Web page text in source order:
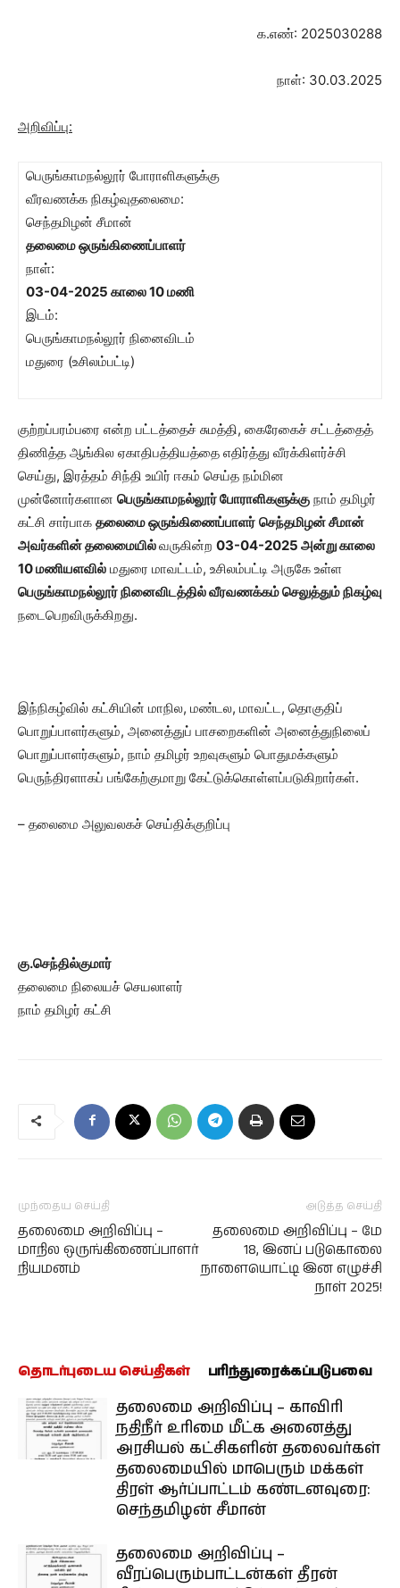
க.எண்: 2025030288
நாள்: 30.03.2025
அறிவிப்பு:
பெருங்காமநல்லூர் போராளிகளுக்கு
வீரவணக்க நிகழ்வுதலைமை:
செந்தமிழன் சீமான்
தலைமை ஒருங்கிணைப்பாளர்
நாள்:
03-04-2025 காலை 10 மணி
இடம்:
பெருங்காமநல்லூர் நினைவிடம்
மதுரை (உசிலம்பட்டி)
குற்றப்பரம்பரை என்ற பட்டத்தைச் சுமத்தி, கைரேகைச் சட்டத்தைத்
திணித்த ஆங்கில ஏகாதிபத்தியத்தை எதிர்த்து வீரக்கிளர்ச்சி
செய்து, இரத்தம் சிந்தி உயிர் ஈகம் செய்த நம்மின
முன்னோர்களான பெருங்காமநல்லூர் போராளிகளுக்கு நாம் தமிழர்
கட்சி சார்பாக தலைமை ஒருங்கிணைப்பாளர் செந்தமிழன் சீமான்
அவர்களின் தலைமையில்வருகின்ற 03-04-2025 அன்று காலை
10 மணியளவில் மதுரை மாவட்டம், உசிலம்பட்டி அருகே உள்ள
பெருங்காமநல்லூர் நினைவிடத்தில் வீரவணக்கம் செலுத்தும் நிகழ்வு
நடைபெறவிருக்கிறது.
இந்நிகழ்வில் கட்சியின் மாநில, மண்டல, மாவட்ட, தொகுதிப்
பொறுப்பாளர்களும், அனைத்துப் பாசறைகளின் அனைத்துநிலைப்
பொறுப்பாளர்களும், நாம் தமிழர் உறவுகளும் பொதுமக்களும்
பெருந்திரளாகப் பங்கேற்குமாறு கேட்டுக்கொள்ளப்படுகிறார்கள்.
– தலைமை அலுவலகச் செய்திக்குறிப்பு
கு.செந்தில்குமார்
தலைமை நிலையச் செயலாளர்
நாம் தமிழர் கட்சி
முந்தைய செய்தி
தலைமை அறிவிப்பு –
மாநில ஒருங்கிணைப்பாளர்
நியமனம்
அடுத்த செய்தி
தலைமை அறிவிப்பு – மே
18, இனப் படுகொலை
நாளையொட்டி இன எழுச்சி
நாள் 2025!
தொடர்புடைய செய்திகள் பரிந்துரைக்கப்படுபவை
தலைமை அறிவிப்பு – காவிரி
நதிநீர் உரிமை மீட்க அனைத்து
அரசியல் கட்சிகளின் தலைவர்கள்
தலைமையில் மாபெரும் மக்கள்
திரள் ஆர்ப்பாட்டம் கண்டனவுரை:
செந்தமிழன் சீமான்
தலைமை அறிவிப்பு –
வீரப்பெரும்பாட்டன்கள் தீரன்